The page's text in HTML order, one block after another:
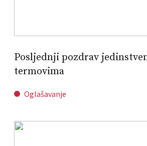
Posljednji pozdrav
termovima
Oglašavanje